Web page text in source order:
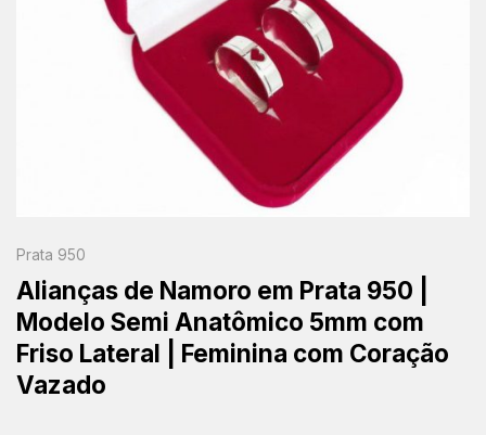
Prata 950
Alianças de Namoro em Prata 950 |
Modelo Semi Anatômico 5mm com
Friso Lateral | Feminina com Coração
Vazado